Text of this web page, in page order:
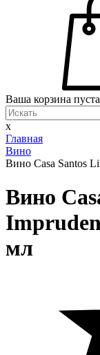
Ваша корзина пуста
x
Главная
Вино
Вино Casa Santos
Вино
мл